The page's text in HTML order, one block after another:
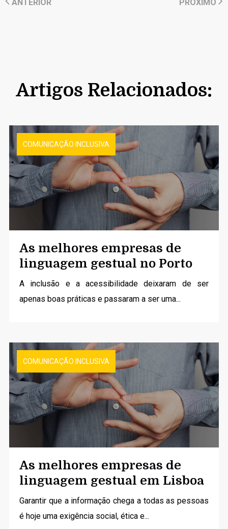
ANTERIOR PRÓXIMO
Artigos Relacionados:
COMUNICAÇÃO INCLUSIVA
As melhores empresas de
linguagem gestual no Porto
A inclusão e a acessibilidade deixaram de ser
apenas boas práticas e passaram a ser uma...
COMUNICAÇÃO INCLUSIVA
As melhores empresas de
linguagem gestual em Lisboa
Garantir que a informação chega a todas as pessoas
é hoje uma exigência social, ética e...